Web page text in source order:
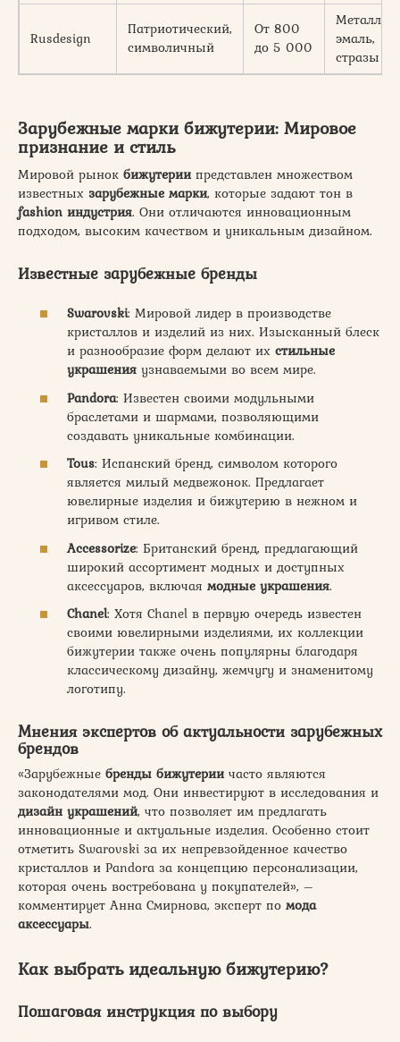
Rusdesign
Патриотический,
символичный
От 800
до 5 000
Металл,
эмаль,
стразы
Зарубежные марки бижутерии: Мировое
признание и стиль
Мировой рынок бижутериипредставлен множеством
известных зарубежные марки, которые задают тон в
fashion индустрия. Они отличаются инновационным
подходом, высоким качеством и уникальным дизайном.
Известные зарубежные бренды
Swarovski: Мировой лидер в производстве
кристаллов и изделий из них. Изысканный блеск
и разнообразие форм делают их стильные
украшения узнаваемыми во всем мире.
Pandora: Известен своими модульными
браслетами и шармами, позволяющими
создавать уникальные комбинации.
Tous: Испанский бренд, символом которого
является милый медвежонок. Предлагает
ювелирные изделия и бижутерию в нежном и
игривом стиле.
Accessorize: Британский бренд, предлагающий
широкий ассортимент модных и доступных
аксессуаров, включая модные украшения.
Chanel: Хотя Chanel в первую очередь известен
своими ювелирными изделиями, их коллекции
бижутерии также очень популярны благодаря
классическому дизайну, жемчугу и знаменитому
логотипу.
Мнения экспертов об актуальности зарубежных
брендов
«Зарубежные бренды бижутериичасто являются
законодателями мод. Они инвестируют в исследования и
дизайн украшений, что позволяет им предлагать
инновационные и актуальные изделия. Особенно стоит
отметить Swarovski за их непревзойденное качество
кристаллов и Pandora за концепцию персонализации,
которая очень востребована у покупателей», –
комментирует Анна Смирнова, эксперт по мода
аксессуары.
Как выбрать идеальную бижутерию?
Пошаговая инструкция по выбору